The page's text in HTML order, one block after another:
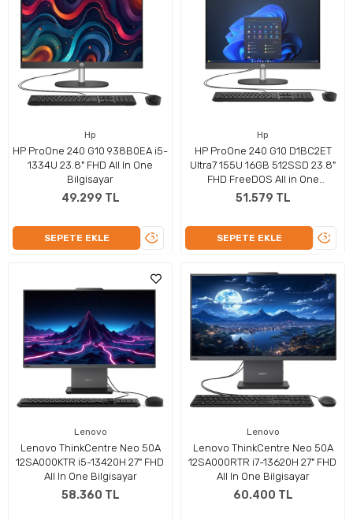
Hp
HP ProOne 240 G10 938B0EA i5-
1334U 23.8" FHD All In One
Bilgisayar
49.299 TL
SEPETE EKLE
ÜRÜNÜ
Hp
HP ProOne 240 G10 D1BC2ET
Ultra7 155U 16GB 512SSD 23.8"
FHD FreeDOS All in One
Bilgisayar
51.579 TL
SEPETE EKLE
Lenovo
Lenovo ThinkCentre Neo 50A
12SA000KTR i5-13420H 27" FHD
All In One Bilgisayar
58.360 TL
Lenovo
Lenovo ThinkCentre Neo 50A
12SA000RTR i7-13620H 27" FHD
All In One Bilgisayar
60.400 TL